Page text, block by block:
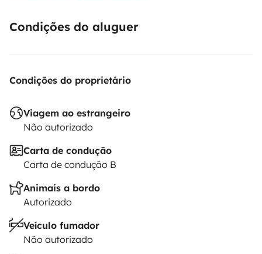
Condições do aluguer
Condições do proprietário
Viagem ao estrangeiro
Não autorizado
Carta de condução
Carta de condução B
Animais a bordo
Autorizado
Veículo fumador
Não autorizado